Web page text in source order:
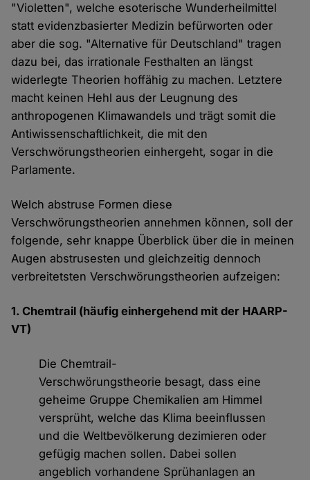
"Violetten", welche esoterische Wunderheilmittel
statt evidenzbasierter Medizin befürworten oder
aber die sog. "Alternative für Deutschland" tragen
dazu bei, das irrationale Festhalten an längst
widerlegte Theorien hoffähig zu machen. Letztere
macht keinen Hehl aus der Leugnung des
anthropogenen Klimawandels und trägt somit die
Antiwissenschaftlichkeit, die mit den
Verschwörungstheorien einhergeht, sogar in die
Parlamente.
Welch abstruse Formen diese
Verschwörungstheorien annehmen können, soll der
folgende, sehr knappe Überblick über die in meinen
Augen abstrusesten und gleichzeitig dennoch
verbreitetsten Verschwörungstheorien aufzeigen:
1. Chemtrail (häufig einhergehend mit der HAARP-
VT)
Die Chemtrail-
Verschwörungstheorie besagt, dass eine
geheime Gruppe Chemikalien am Himmel
versprüht, welche das Klima beeinflussen
und die Weltbevölkerung dezimieren oder
gefügig machen sollen. Dabei sollen
angeblich vorhandene Sprühanlagen an